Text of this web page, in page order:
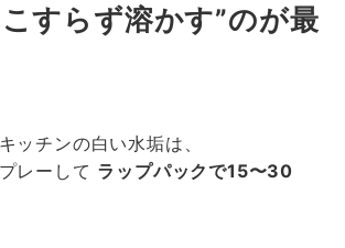
すらず溶かす”のが最
ッチンの白い水垢は、
レーして ラップパックで15〜30